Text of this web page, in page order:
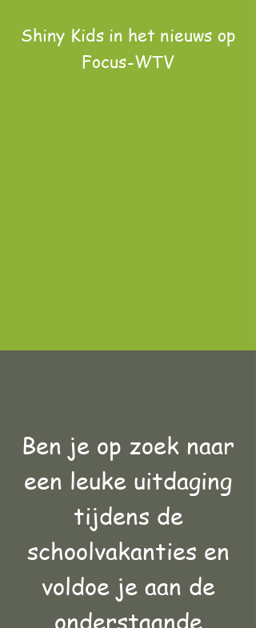
Shiny Kids in het nieuws op
Focus-WTV
Ben je op zoek naar
een leuke uitdaging
tijdens de
schoolvakanties en
voldoe je aan de
onderstaande